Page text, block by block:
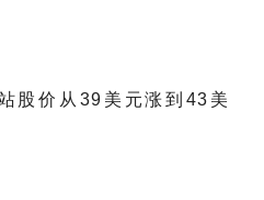
股价从39美元涨到43美